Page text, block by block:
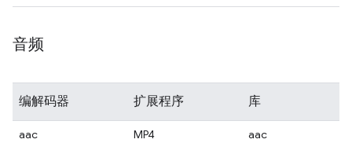
音频
编解码器 扩展程序 库
aac MP4
aac